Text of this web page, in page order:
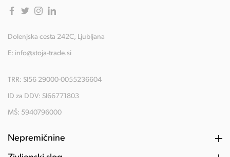
Dolenjska cesta 242C, Ljubljana
E: info@stoja-trade.si
TRR: SI56 29000-0055236604
ID za DDV: SI66771803
MŠ: 5940796000
Nepremičnine